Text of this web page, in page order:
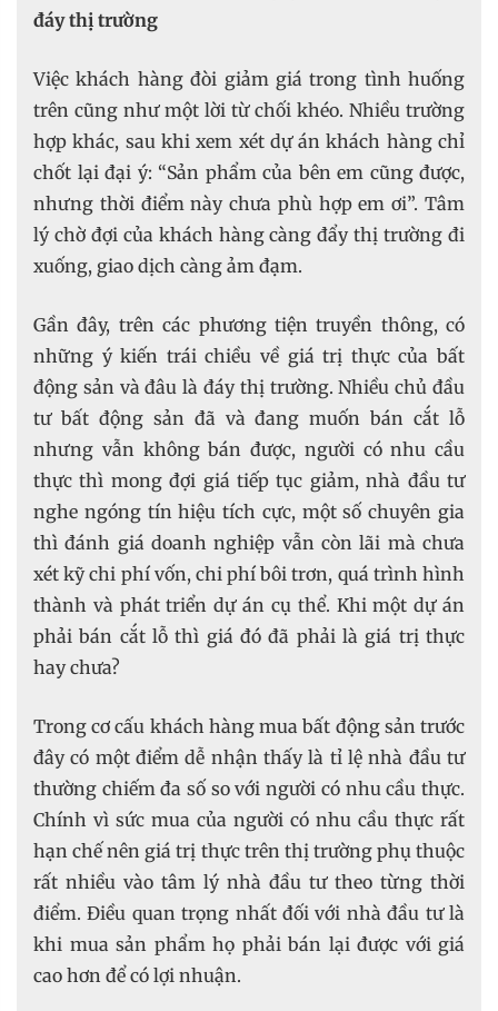
đáy thị trường
Việc khách hàng đòi giảm giá trong tình huống
trên cũng như một lời từ chối khéo. Nhiều trường
hợp khác, sau khi xem xét dự án khách hàng chỉ
chốt lại đại ý: “Sản phẩm của bên em cũng được,
nhưng thời điểm này chưa phù hợp em ơi”. Tâm
lý chờ đợi của khách hàng càng đẩy thị trường đi
xuống, giao dịch càng ảm đạm.
Gần đây, trên các phương tiện truyền thông, có
những ý kiến trái chiều về giá trị thực của bất
động sản và đâu là đáy thị trường. Nhiều chủ đầu
tư bất động sản đã và đang muốn bán cắt lỗ
nhưng vẫn không bán được, người có nhu cầu
thực thì mong đợi giá tiếp tục giảm, nhà đầu tư
nghe ngóng tín hiệu tích cực, một số chuyên gia
thì đánh giá doanh nghiệp vẫn còn lãi mà chưa
xét kỹ chi phí vốn, chi phí bôi trơn, quá trình hình
thành và phát triển dự án cụ thể. Khi một dự án
phải bán cắt lỗ thì giá đó đã phải là giá trị thực
hay chưa?
Trong cơ cấu khách hàng mua bất động sản trước
đây có một điểm dễ nhận thấy là tỉ lệ nhà đầu tư
thường chiếm đa số so với người có nhu cầu thực.
Chính vì sức mua của người có nhu cầu thực rất
hạn chế nên giá trị thực trên thị trường phụ thuộc
rất nhiều vào tâm lý nhà đầu tư theo từng thời
điểm. Điều quan trọng nhất đối với nhà đầu tư là
khi mua sản phẩm họ phải bán lại được với giá
cao hơn để có lợi nhuận.